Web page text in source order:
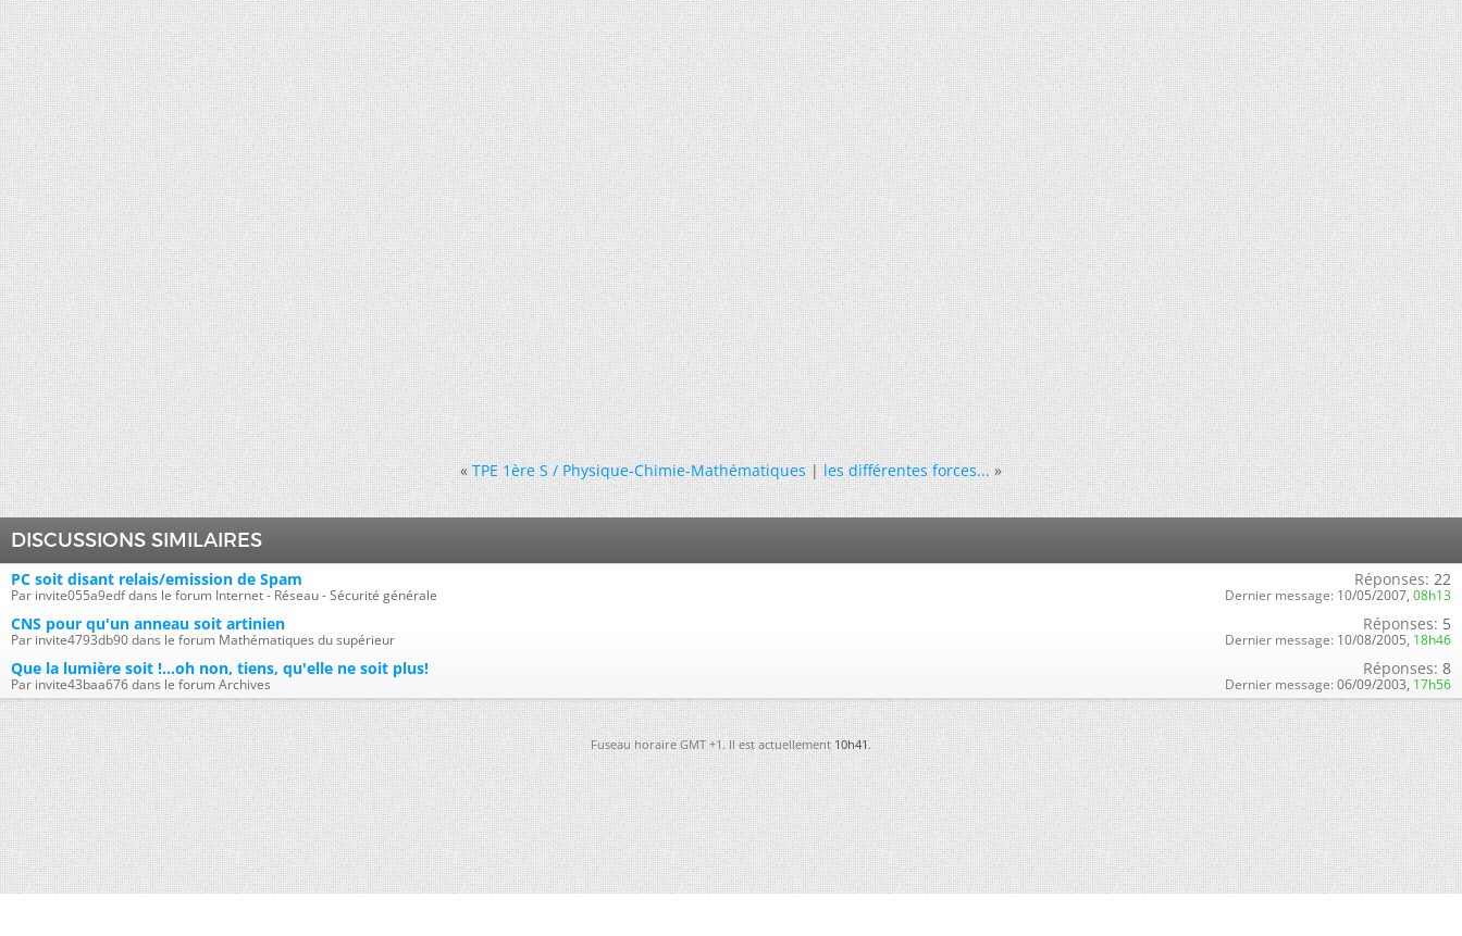
« TPE 1ère S / Physique-Chimie-Mathématiques|les différentes forces... »
DISCUSSIONS SIMILAIRES
PC soit disant relais/emission de Spam
Par invite055a9edf dans le forum Internet - Réseau - Sécurité générale
Réponses: 22
Dernier message: 10/05/2007, 08h13
CNS pour qu'un anneau soit artinien
Par invite4793db90 dans le forum Mathématiques du supérieur
Réponses: 5
Dernier message: 10/08/2005, 18h46
Que la lumière soit !...oh non, tiens, qu'elle ne soit plus!
Par invite43baa676 dans le forum Archives
Réponses: 8
Dernier message: 06/09/2003, 17h56
Fuseau horaire GMT +1. Il est actuellement10h41.